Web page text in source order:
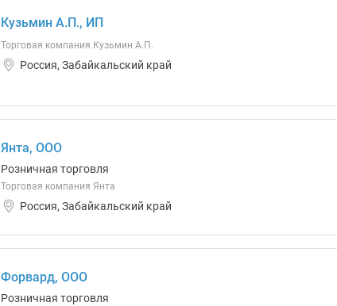
Кузьмин А.П., ИП
Торговая компания Кузьмин А.П.
Россия, Забайкальский край
Янта, ООО
Розничная торговля
Торговая компания Янта
Россия, Забайкальский край
Форвард, ООО
Розничная торговля